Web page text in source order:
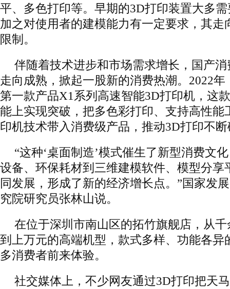
平、多色打印等。早期的3D打印装置大多
加之对使用者的建模能力有一定要求，其走
限制。
伴随着技术进步和市场需求增长，国产
走向成熟，掀起一股新的消费热潮。2022
第一款产品X1系列高速智能3D打印机，这
能上实现突破，把多色彩打印、支持高性能
印机技术带入消费级产品，推动3D打印不
“这种‘桌面制造’模式催生了新型消费文
设备、环保耗材到三维建模软件、模型分享
同发展，形成了新的经济增长点。”国家发
究院研究员张林山说。
在位于深圳市南山区的拓竹旗舰店，从
到上万元的高端机型，款式多样、功能各异
多消费者前来体验。
社交媒体上，不少网友通过3D打印把天